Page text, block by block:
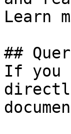
Learn
##
If you